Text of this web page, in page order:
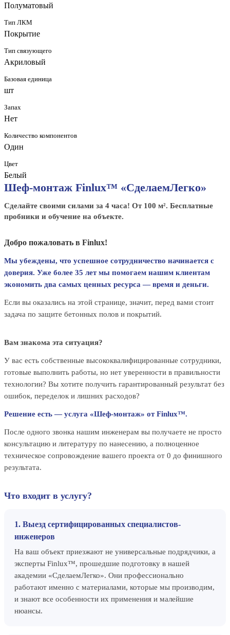
Полуматовый
Тип ЛКМ
Покрытие
Тип связующего
Акриловый
Базовая единица
шт
Запах
Нет
Количество компонентов
Один
Цвет
Белый
Шеф-монтаж Finlux™ «СделаемЛегко»
Сделайте своими силами за 4 часа! От 100 м². Бесплатные
пробники и обучение на объекте.
Добро пожаловать в Finlux!
Мы убеждены, что успешное сотрудничество начинается с
доверия. Уже более 35 лет мы помогаем нашим клиентам
экономить два самых ценных ресурса — время и деньги.
Если вы оказались на этой странице, значит, перед вами стоит
задача по защите бетонных полов и покрытий.
Вам знакома эта ситуация?
У вас есть собственные высококвалифицированные сотрудники,
готовые выполнить работы, но нет уверенности в правильности
технологии? Вы хотите получить гарантированный результат без
ошибок, переделок и лишних расходов?
Решение есть — услуга «Шеф-монтаж» от Finlux™.
После одного звонка нашим инженерам вы получаете не просто
консультацию и литературу по нанесению, а полноценное
техническое сопровождение вашего проекта от 0 до финишного
результата.
Что входит в услугу?
1. Выезд сертифицированных специалистов-
инженеров
На ваш объект приезжают не универсальные подрядчики, а
эксперты Finlux™, прошедшие подготовку в нашей
академии «СделаемЛегко». Они профессионально
работают именно с материалами, которые мы производим,
и знают все особенности их применения и малейшие
нюансы.